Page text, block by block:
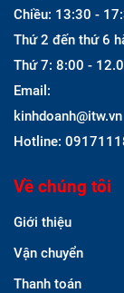
Chiều: 13:30 -
Thứ 2 đến thứ 6
Thứ 7: 8:00 -
Email:
kinhdoanh@itw.vn
Hotline:
Về chúng tôi
Giới thiệu
Vận chuyển
Thanh toán